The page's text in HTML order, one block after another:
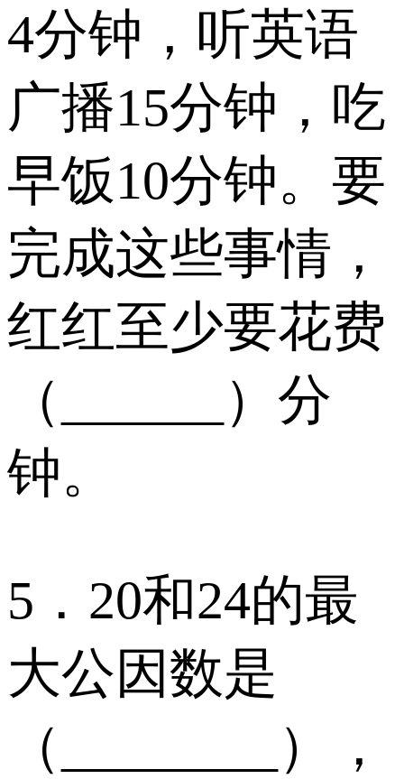
4分钟，听英语
广播15分钟，吃
早饭10分钟。要
完成这些事情，
红红至少要花费
（______）分
钟。
5．20和24的最
大公因数是
（________），